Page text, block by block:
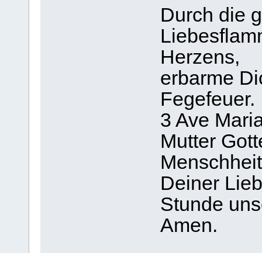
Durch die
Herzens,
erbarme
Fegefeuer.
3 Ave
Mutter
Deiner
Stunde
Amen.